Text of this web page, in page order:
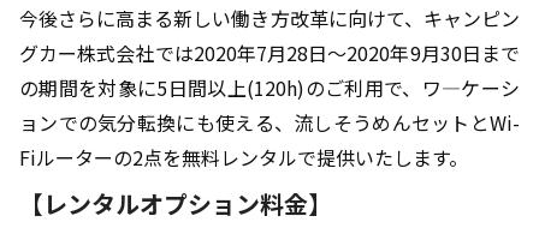
今後さらに高まる新しい働き方改革に向けて、キャンピン
グカー株式会社では2020年7月28日～2020年9月30日まで
の期間を対象に5日間以上(120h)のご利用で、ワ―ケーシ
ョンでの気分転換にも使える、流しそうめんセットとWi-
Fiルーターの2点を無料レンタルで提供いたします。
【レンタルオプション料金】